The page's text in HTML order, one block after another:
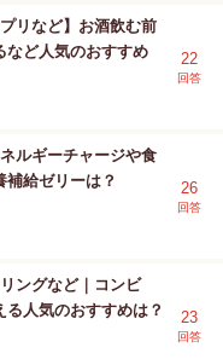
リなど】お酒飲む前
など人気のおすすめ
22
回答
ルギーチャージや食
給ゼリーは？
26
回答
ングなど｜コンビ
人気のおすすめは？
23
回答